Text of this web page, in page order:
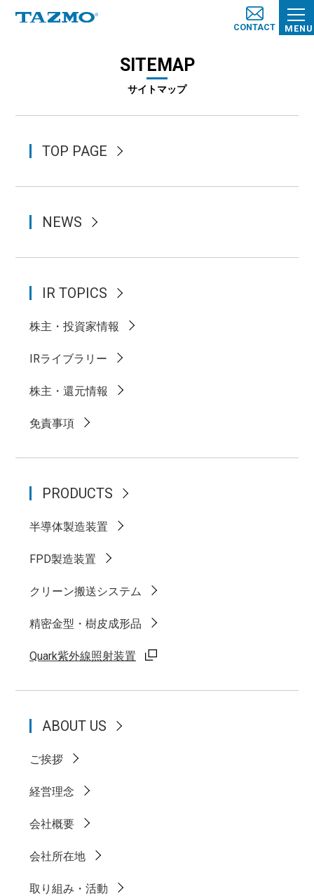
MENU
CONTACT
SITEMAP
サイトマップ
TOP PAGE
NEWS
IR TOPICS
株主・投資家情報
IRライブラリー
株主・還元情報
免責事項
PRODUCTS
半導体製造装置
FPD製造装置
クリーン搬送システム
精密金型・樹皮成形品
Quark紫外線照射装置
ABOUT US
ご挨拶
経営理念
会社概要
会社所在地
取り組み・活動